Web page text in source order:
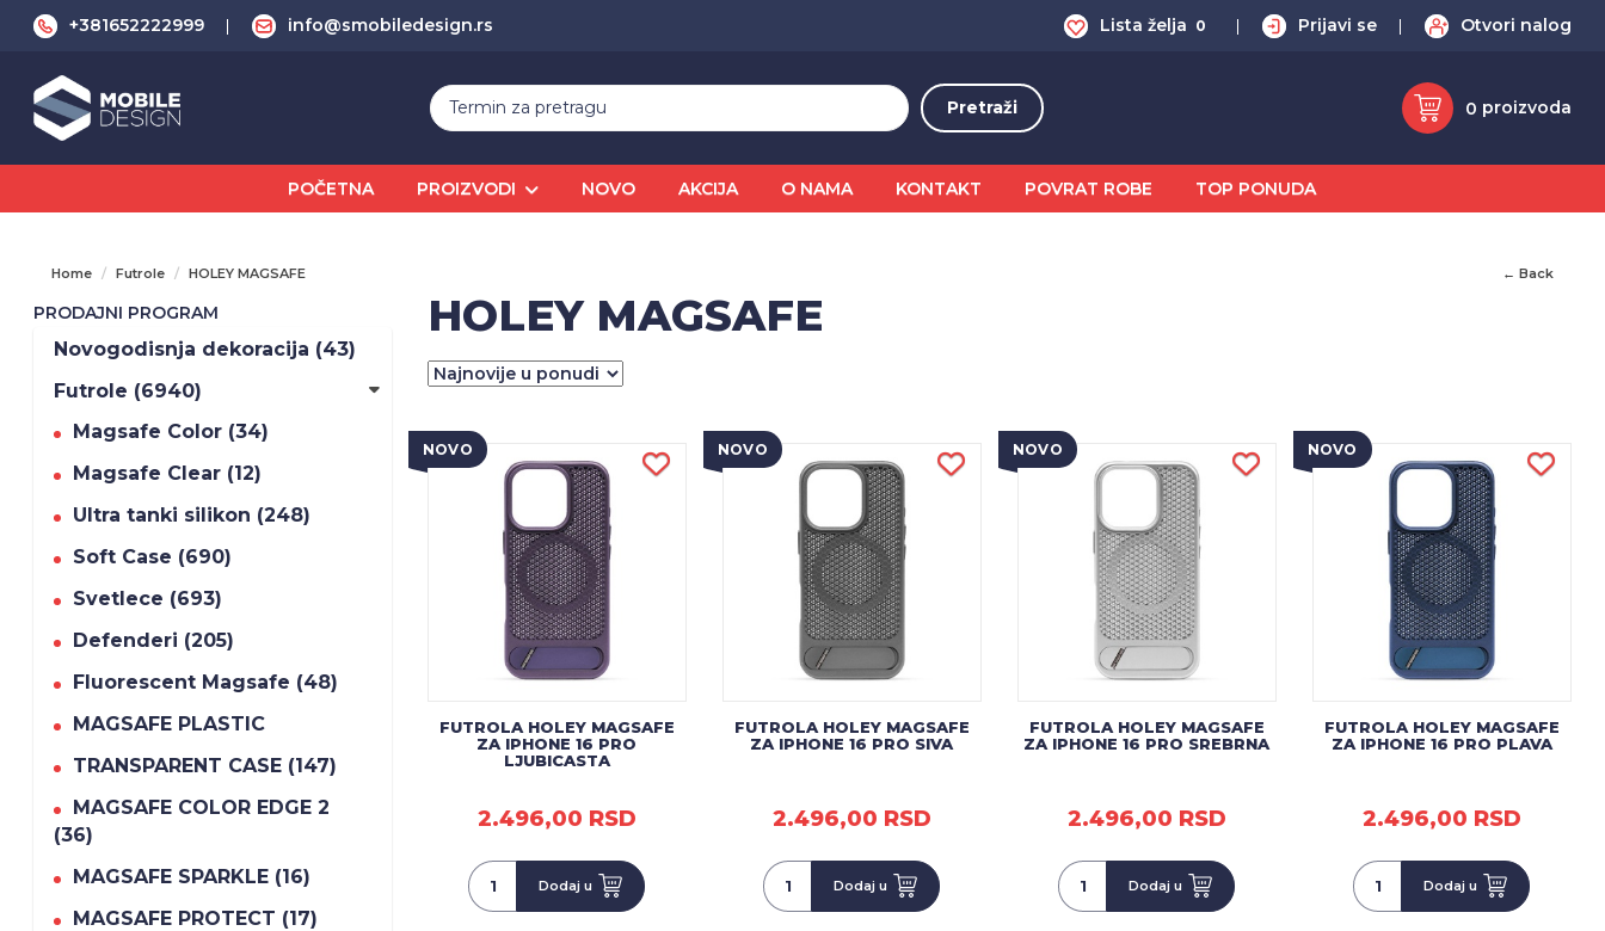
+381652222999 info@smobiledesign.rs Lista želja 0 Prijavi se Otvori nalog
0 proizvoda
POČETNA PROIZVODI NOVO AKCIJA O NAMA KONTAKT POVRAT ROBE TOP PONUDA
Home Futrole HOLEY MAGSAFE ← Back
PRODAJNI PROGRAM
Novogodisnja dekoracija (43)
Futrole (6940)
Magsafe Color (34)
Magsafe Clear (12)
Ultra tanki silikon (248)
Soft Case (690)
Svetlece (693)
Defenderi (205)
Fluorescent Magsafe (48)
MAGSAFE PLASTIC
TRANSPARENT CASE (147)
MAGSAFE COLOR EDGE 2
(36)
MAGSAFE SPARKLE (16)
MAGSAFE PROTECT (17)
HOLEY MAGSAFE
NOVO
FUTROLA HOLEY MAGSAFE
ZA IPHONE 16 PRO
LJUBICASTA
2.496,00 RSD
Dodaj u
NOVO
FUTROLA HOLEY MAGSAFE
ZA IPHONE 16 PRO SIVA
2.496,00 RSD
Dodaj u
NOVO
FUTROLA HOLEY MAGSAFE
ZA IPHONE 16 PRO SREBRNA
2.496,00 RSD
Dodaj u
NOVO
FUTROLA HOLEY MAGSAFE
ZA IPHONE 16 PRO PLAVA
2.496,00 RSD
Dodaj u